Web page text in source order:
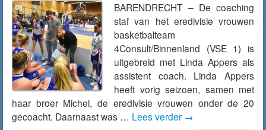
BARENDRECHT – De coaching
staf van het eredivisie vrouwen
basketbalteam
4Consult/Binnenland (VSE 1) is
uitgebreid met Linda Appers als
assistent coach. Linda Appers
heeft vorig seizoen, samen met
haar broer Michel, de eredivisie vrouwen onder de 20
gecoacht. Daarnaast was … Lees verder →